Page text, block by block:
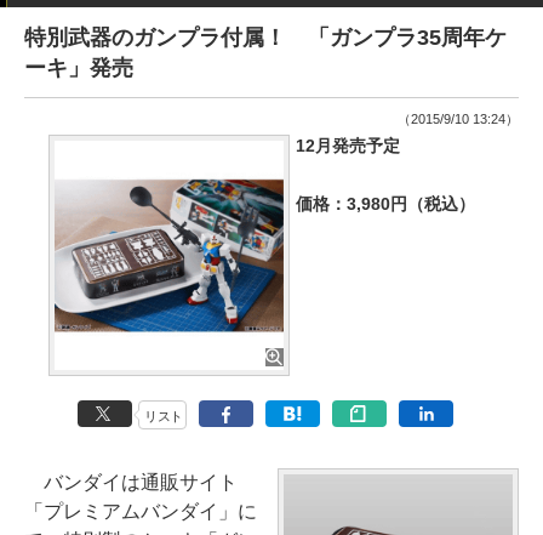
特別武器のガンプラ付属！ 「ガンプラ35周年ケ
ーキ」発売
（2015/9/10 13:24）
12月発売予定
価格：3,980円（税込）
リスト
バンダイは通販サイト
「プレミアムバンダイ」に